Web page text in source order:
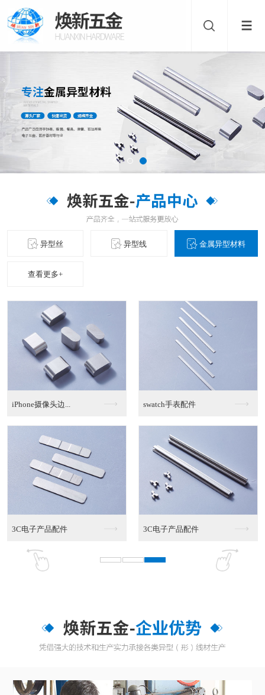
异型丝 异型线 金属异型材料
查看更多+
iPhone摄像头边... swatch手表配件
3C电子产品配件 3C电子产品配件